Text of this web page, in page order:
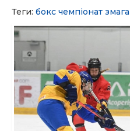
Теги: бокс чемпіонат